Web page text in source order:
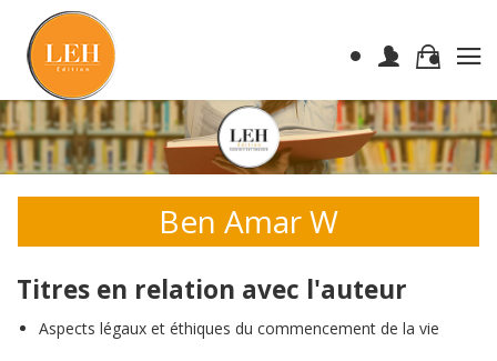
Ben Amar W
Titres en relation avec l'auteur
Aspects légaux et éthiques du commencement de la vie